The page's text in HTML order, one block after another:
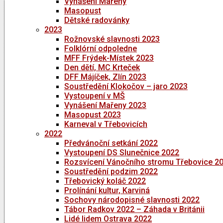
Masopust
Dětské radovánky
2023
Rožnovské slavnosti 2023
Folklórní odpoledne
MFF Frýdek-Místek 2023
Den dětí, MC Krteček
DFF Májíček, Zlín 2023
Soustředění Klokočov – jaro 2023
Vystoupení v MŠ
Vynášení Mařeny 2023
Masopust 2023
Karneval v Třebovicích
2022
Předvánoční setkání 2022
Vystoupení DS Slunečnice 2022
Rozsvícení Vánočního stromu Třebovice
Soustředění podzim 2022
Třebovický koláč 2022
Prolínání kultur, Karviná
Sochovy národopisné slavnosti 2022
Tábor Radkov 2022 – Záhada v Británii
Lidé lidem Ostrava 2022